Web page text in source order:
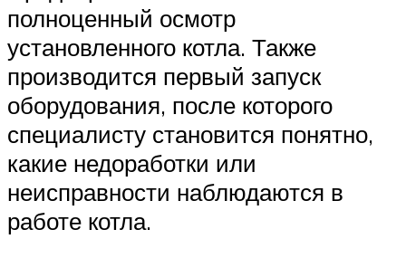
полноценный осмотр
установленного котла. Также
производится первый запуск
оборудования, после которого
специалисту становится понятно,
какие недоработки или
неисправности наблюдаются в
работе котла.